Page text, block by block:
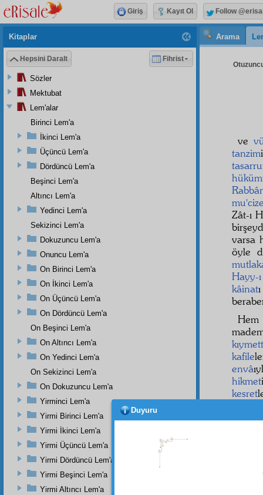
Arama
ve
tanzim
Zât-ı
varsa
öyle
Hayy-
kâinat
kafile
envâ
hikmet
kesret
olan
Kitaplar
Hepsini Daralt Fihrist
Sözler
Mektubat
Lem'alar
Birinci Lem'a
İkinci Lem'a
Üçüncü Lem'a
Dördüncü Lem'a
Beşinci Lem'a
Altıncı Lem'a
Yedinci Lem'a
Sekizinci Lem'a
Dokuzuncu Lem'a
Onuncu Lem'a
On Birinci Lem'a
On İkinci Lem'a
On Üçüncü Lem'a
On Dördüncü Lem'a
On Beşinci Lem'a
On Altıncı Lem'a
On Yedinci Lem'a
On Sekizinci Lem'a
On Dokuzuncu Lem'a
Yirminci Lem'a
Yirmi Birinci Lem'a
Yirmi İkinci Lem'a
Yirmi Üçüncü Lem'a
Yirmi Dördüncü Lem'a
Yirmi Beşinci Lem'a
Yirmi Altıncı Lem'a
Giriş Kayıt Ol Follow
Duyuru